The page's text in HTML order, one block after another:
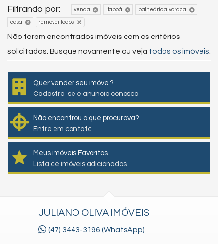
Filtrando por: venda itapoá balneário alvorada
casa remover todos
Não foram encontrados imóveis com os critérios
solicitados. Busque novamente ou veja todos os imóveis
Quer vender seu imóvel?
Cadastre-se e anuncie conosco
Não encontrou o que procurava?
Entre em contato
Meus imóveis Favoritos
Lista de imóveis adicionados
JULIANO OLIVA IMÓVEIS
(47) 3443-3196 (WhatsApp)